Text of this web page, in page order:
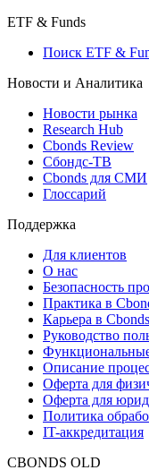
ETF & Funds
Поиск ETF &
Новости и Аналитика
Новости рынка
Research Hub
Cbonds Review
Сбондс-ТВ
Cbonds для СМИ
Глоссарий
Поддержка
Для клиентов
О нас
Безопасность
Практика в
Карьера в Cbonds
Руководство
Функциональные
Описание
Оферта для
Оферта для
Политика
IT-аккредитация
CBONDS OLD